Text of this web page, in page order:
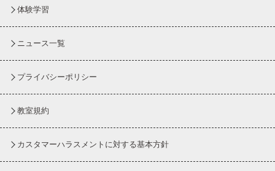
体験学習
ニュース一覧
プライバシーポリシー
教室規約
カスタマーハラスメントに対する基本方針